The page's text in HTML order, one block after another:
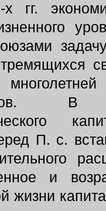
х гг.
В
П. с.
и
жизни